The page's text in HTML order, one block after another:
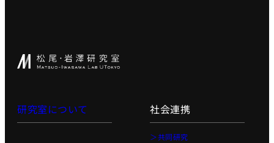
研究室について 社会連携
＞共同研究